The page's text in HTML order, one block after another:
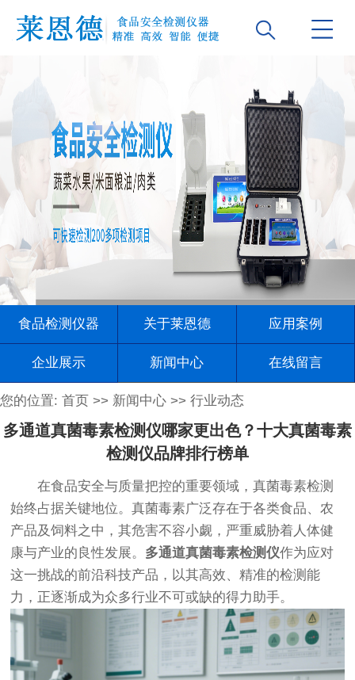
食品检测仪器 关于莱恩德 应用案例
企业展示 新闻中心 在线留言
您的位置: 首页 >> 新闻中心 >> 行业动态
多通道真菌毒素检测仪哪家更出色？十大真菌毒素
检测仪品牌排行榜单
在食品安全与质量把控的重要领域，真菌毒素检测
始终占据关键地位。真菌毒素广泛存在于各类食品、农
产品及饲料之中，其危害不容小觑，严重威胁着人体健
康与产业的良性发展。 多通道真菌毒素检测仪作为应对
这一挑战的前沿科技产品，以其高效、精准的检测能
力，正逐渐成为众多行业不可或缺的得力助手。